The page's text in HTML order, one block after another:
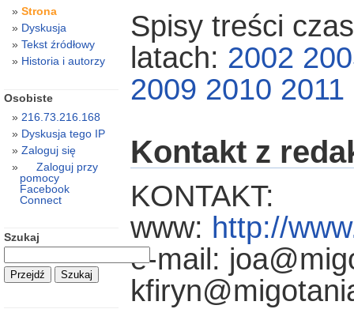
Spisy treści
latach: 2002
2009 2010 2011
Kontakt z
KONTAKT:
www: http://
e-mail:
Strona
Dyskusja
Tekst źródłowy
Historia i autorzy
Osobiste
216.73.216.168
Dyskusja tego IP
Zaloguj się
Zaloguj przy
pomocy
Facebook
Connect
Szukaj